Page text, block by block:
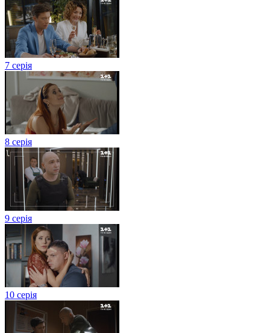
7 серія
8 серія
9 серія
10 серія